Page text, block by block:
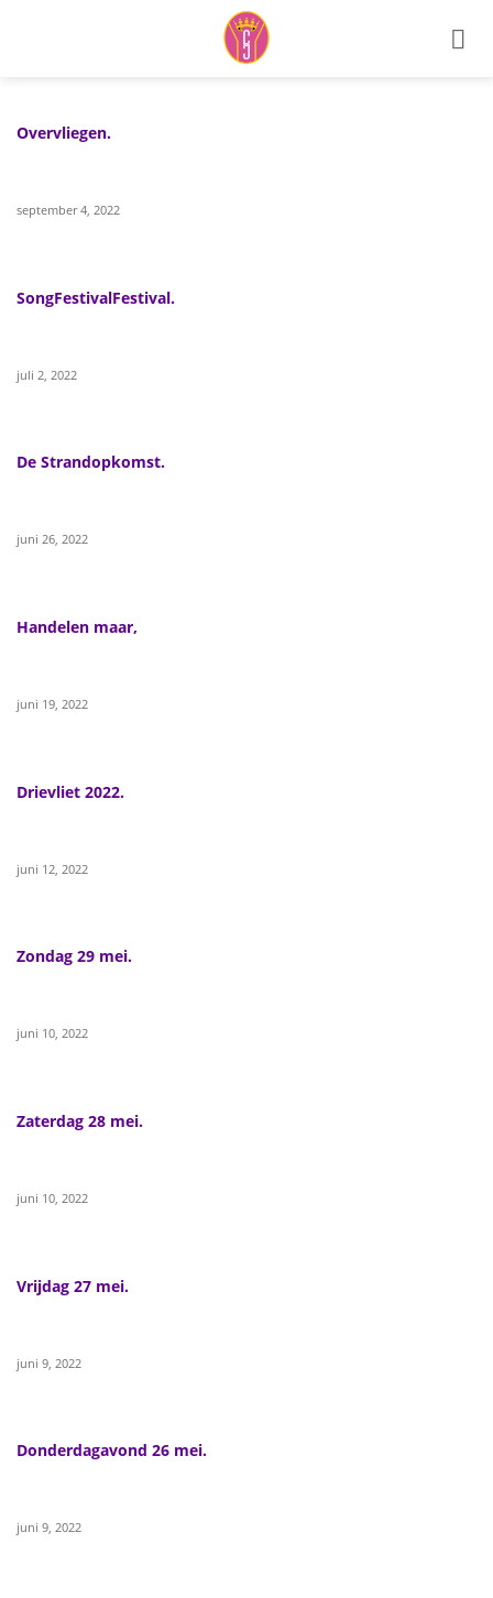
Overvliegen.
september 4, 2022
SongFestivalFestival.
juli 2, 2022
De Strandopkomst.
juni 26, 2022
Handelen maar,
juni 19, 2022
Drievliet 2022.
juni 12, 2022
Zondag 29 mei.
juni 10, 2022
Zaterdag 28 mei.
juni 10, 2022
Vrijdag 27 mei.
juni 9, 2022
Donderdagavond 26 mei.
juni 9, 2022